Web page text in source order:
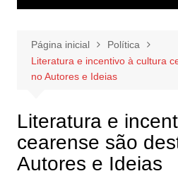
Página inicial
Política
Literatura e incentivo à cultura
no Autores e Ideias
Literatura e
cearense são
Autores e Ideias